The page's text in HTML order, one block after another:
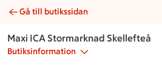
Bufféer | Catering Maxi ICA
Gå till butikssidan
Maxi ICA Stormarknad Skellefteå
Butiksinformation